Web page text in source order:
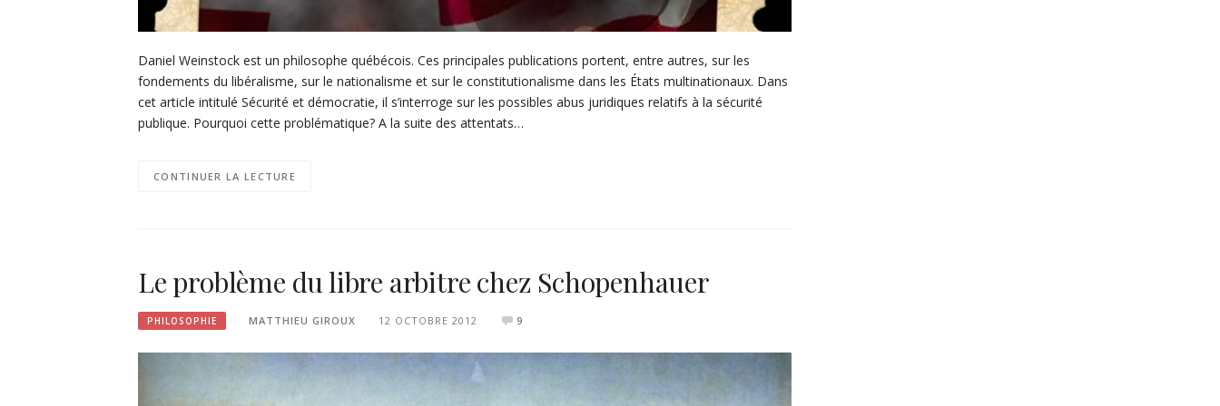
Daniel Weinstock est un philosophe québécois. Ces principales publications portent, entre autres, sur les
fondements du libéralisme, sur le nationalisme et sur le constitutionalisme dans les États multinationaux. Dans
cet article intitulé Sécurité et démocratie, il s’interroge sur les possibles abus juridiques relatifs à la sécurité
publique. Pourquoi cette problématique? A la suite des attentats…
CONTINUER LA LECTURE
Le problème du libre arbitre chez Schopenhauer
PHILOSOPHIE MATTHIEU GIROUX 12 OCTOBRE 2012 9